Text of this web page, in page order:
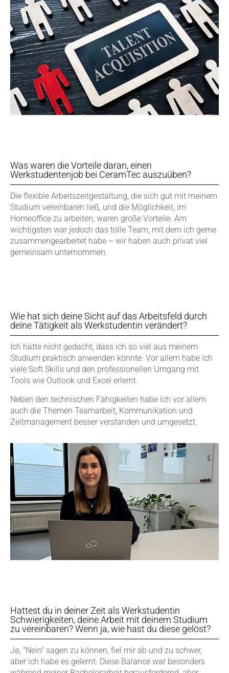
Was waren die Vorteile daran, einen
Werkstudentenjob bei CeramTec auszuüben?
Die flexible Arbeitszeitgestaltung, die sich gut mit meinem
Studium vereinbaren ließ, und die Möglichkeit, im
Homeoffice zu arbeiten, waren große Vorteile. Am
wichtigsten war jedoch das tolle Team, mit dem ich gerne
zusammengearbeitet habe – wir haben auch privat viel
gemeinsam unternommen.
Wie hat sich deine Sicht auf das Arbeitsfeld durch
deine Tätigkeit als Werkstudentin verändert?
Ich hätte nicht gedacht, dass ich so viel aus meinem
Studium praktisch anwenden könnte. Vor allem habe ich
viele Soft Skills und den professionellen Umgang mit
Tools wie Outlook und Excel erlernt.
Neben den technischen Fähigkeiten habe ich vor allem
auch die Themen Teamarbeit, Kommunikation und
Zeitmanagement besser verstanden und umgesetzt.
Hattest du in deiner Zeit als Werkstudentin
Schwierigkeiten, deine Arbeit mit deinem Studium
zu vereinbaren? Wenn ja, wie hast du diese gelöst?
Ja, "Nein" sagen zu können, fiel mir ab und zu schwer,
aber ich habe es gelernt. Diese Balance war besonders